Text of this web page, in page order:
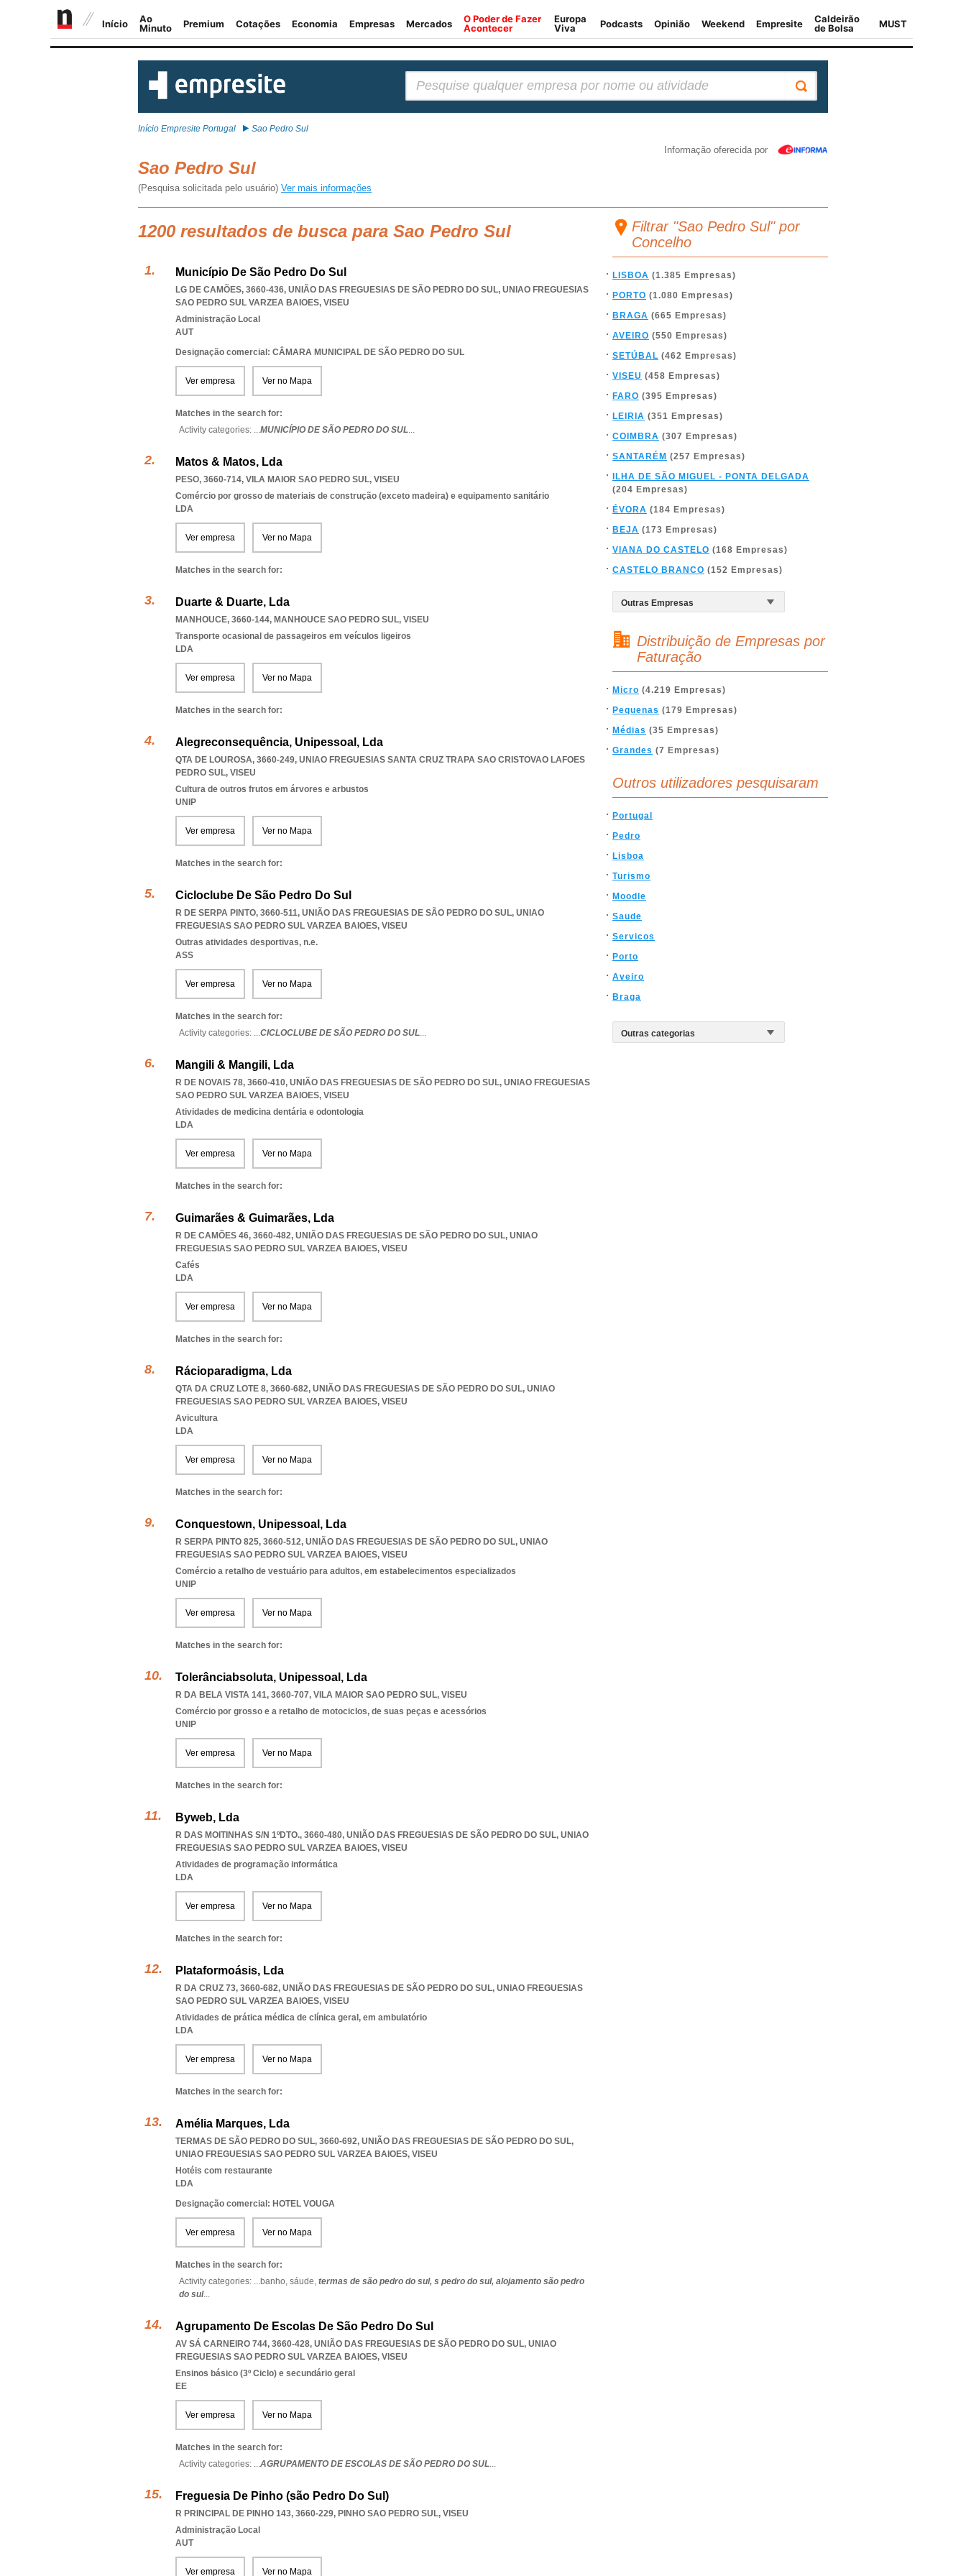
Início Empresite Portugal Sao Pedro Sul
Informação oferecida por
Sao Pedro Sul
(Pesquisa solicitada pelo usuário) Ver mais informações
1200 resultados de busca para Sao Pedro Sul
Município De São Pedro Do Sul
LG DE CAMÕES, 3660-436, UNIÃO DAS FREGUESIAS DE SÃO PEDRO DO SUL, UNIAO FREGUESIAS
SAO PEDRO SUL VARZEA BAIOES, VISEU
Administração Local
AUT
Designação comercial: CÂMARA MUNICIPAL DE SÃO PEDRO DO SUL
Ver empresa Ver no Mapa
Matches in the search for:
Activity categories: ...MUNICÍPIO DE SÃO PEDRO DO SUL...
Matos & Matos, Lda
PESO, 3660-714, VILA MAIOR SAO PEDRO SUL, VISEU
Comércio por grosso de materiais de construção (exceto madeira) e equipamento sanitário
LDA
Ver empresa Ver no Mapa
Matches in the search for:
Duarte & Duarte, Lda
MANHOUCE, 3660-144, MANHOUCE SAO PEDRO SUL, VISEU
Transporte ocasional de passageiros em veículos ligeiros
LDA
Ver empresa Ver no Mapa
Matches in the search for:
Alegreconsequência, Unipessoal, Lda
QTA DE LOUROSA, 3660-249, UNIAO FREGUESIAS SANTA CRUZ TRAPA SAO CRISTOVAO LAFOES
PEDRO SUL, VISEU
Cultura de outros frutos em árvores e arbustos
UNIP
Ver empresa Ver no Mapa
Matches in the search for:
Cicloclube De São Pedro Do Sul
R DE SERPA PINTO, 3660-511, UNIÃO DAS FREGUESIAS DE SÃO PEDRO DO SUL, UNIAO
FREGUESIAS SAO PEDRO SUL VARZEA BAIOES, VISEU
Outras atividades desportivas, n.e.
ASS
Ver empresa Ver no Mapa
Matches in the search for:
Activity categories: ...CICLOCLUBE DE SÃO PEDRO DO SUL...
Mangili & Mangili, Lda
R DE NOVAIS 78, 3660-410, UNIÃO DAS FREGUESIAS DE SÃO PEDRO DO SUL, UNIAO FREGUESIAS
SAO PEDRO SUL VARZEA BAIOES, VISEU
Atividades de medicina dentária e odontologia
LDA
Ver empresa Ver no Mapa
Matches in the search for:
Guimarães & Guimarães, Lda
R DE CAMÕES 46, 3660-482, UNIÃO DAS FREGUESIAS DE SÃO PEDRO DO SUL, UNIAO
FREGUESIAS SAO PEDRO SUL VARZEA BAIOES, VISEU
Cafés
LDA
Ver empresa Ver no Mapa
Matches in the search for:
Rácioparadigma, Lda
QTA DA CRUZ LOTE 8, 3660-682, UNIÃO DAS FREGUESIAS DE SÃO PEDRO DO SUL, UNIAO
FREGUESIAS SAO PEDRO SUL VARZEA BAIOES, VISEU
Avicultura
LDA
Ver empresa Ver no Mapa
Matches in the search for:
Conquestown, Unipessoal, Lda
R SERPA PINTO 825, 3660-512, UNIÃO DAS FREGUESIAS DE SÃO PEDRO DO SUL, UNIAO
FREGUESIAS SAO PEDRO SUL VARZEA BAIOES, VISEU
Comércio a retalho de vestuário para adultos, em estabelecimentos especializados
UNIP
Ver empresa Ver no Mapa
Matches in the search for:
Tolerânciabsoluta, Unipessoal, Lda
R DA BELA VISTA 141, 3660-707, VILA MAIOR SAO PEDRO SUL, VISEU
Comércio por grosso e a retalho de motociclos, de suas peças e acessórios
UNIP
Ver empresa Ver no Mapa
Matches in the search for:
Byweb, Lda
R DAS MOITINHAS S/N 1ºDTO., 3660-480, UNIÃO DAS FREGUESIAS DE SÃO PEDRO DO SUL, UNIAO
FREGUESIAS SAO PEDRO SUL VARZEA BAIOES, VISEU
Atividades de programação informática
LDA
Ver empresa Ver no Mapa
Matches in the search for:
Plataformoásis, Lda
R DA CRUZ 73, 3660-682, UNIÃO DAS FREGUESIAS DE SÃO PEDRO DO SUL, UNIAO FREGUESIAS
SAO PEDRO SUL VARZEA BAIOES, VISEU
Atividades de prática médica de clínica geral, em ambulatório
LDA
Ver empresa Ver no Mapa
Matches in the search for:
Amélia Marques, Lda
TERMAS DE SÃO PEDRO DO SUL, 3660-692, UNIÃO DAS FREGUESIAS DE SÃO PEDRO DO SUL,
UNIAO FREGUESIAS SAO PEDRO SUL VARZEA BAIOES, VISEU
Hotéis com restaurante
LDA
Designação comercial: HOTEL VOUGA
Ver empresa Ver no Mapa
Matches in the search for:
Activity categories: ...banho, sáude, termas de são pedro do sul, s pedro do sul, alojamento são pedro
do sul...
Agrupamento De Escolas De São Pedro Do Sul
AV SÁ CARNEIRO 744, 3660-428, UNIÃO DAS FREGUESIAS DE SÃO PEDRO DO SUL, UNIAO
FREGUESIAS SAO PEDRO SUL VARZEA BAIOES, VISEU
Ensinos básico (3º Ciclo) e secundário geral
EE
Ver empresa Ver no Mapa
Matches in the search for:
Activity categories: ...AGRUPAMENTO DE ESCOLAS DE SÃO PEDRO DO SUL...
Freguesia De Pinho (são Pedro Do Sul)
R PRINCIPAL DE PINHO 143, 3660-229, PINHO SAO PEDRO SUL, VISEU
Administração Local
AUT
Ver empresa Ver no Mapa
Filtrar "Sao Pedro Sul" por
Concelho
LISBOA (1.385 Empresas)
PORTO (1.080 Empresas)
BRAGA (665 Empresas)
AVEIRO (550 Empresas)
SETÚBAL (462 Empresas)
VISEU (458 Empresas)
FARO (395 Empresas)
LEIRIA (351 Empresas)
COIMBRA (307 Empresas)
SANTARÉM (257 Empresas)
ILHA DE SÃO MIGUEL - PONTA DELGADA
(204 Empresas)
ÉVORA (184 Empresas)
BEJA (173 Empresas)
VIANA DO CASTELO (168 Empresas)
CASTELO BRANCO (152 Empresas)
Distribuição de Empresas por
Faturação
Micro (4.219 Empresas)
Pequenas (179 Empresas)
Médias (35 Empresas)
Grandes (7 Empresas)
Outros utilizadores pesquisaram
Portugal
Pedro
Lisboa
Turismo
Moodle
Saude
Servicos
Porto
Aveiro
Braga